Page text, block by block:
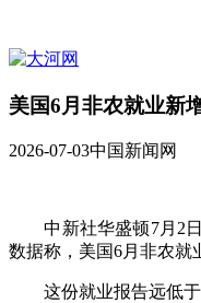
美国6月非农就业新
2026-07-03中国新闻网
中新社华盛顿7月2日
数据称，美国6月非农就
这份就业报告远低于